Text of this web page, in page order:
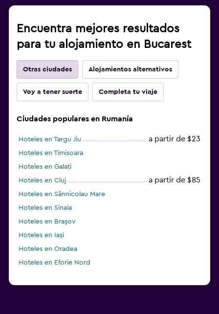
Encuentra mejores resultados
para tu alojamiento en Bucarest
Otras ciudades Alojamientos alternativos
Voy a tener suerte Completa tu viaje
Ciudades populares en Rumanía
Hoteles en Targu Jiu a partir de $23
Hoteles en Timisoara
Hoteles en Galați
Hoteles en Cluj
a partir de $85
Hoteles en Sânnicolau Mare
Hoteles en Sinaia
Hoteles en Braşov
Hoteles en Iași
Hoteles en Oradea
Hoteles en Eforie Nord